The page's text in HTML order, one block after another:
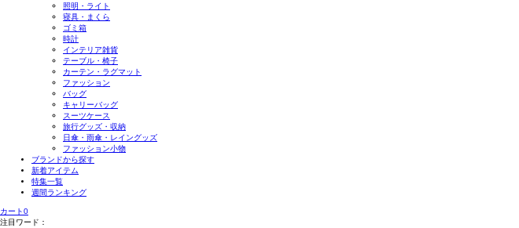
照明・ライト
寝具・まくら
ゴミ箱
時計
インテリア雑貨
テーブル・椅子
カーテン・ラグマット
ファッション
バッグ
キャリーバッグ
スーツケース
旅行グッズ・収納
日傘・雨傘・レイングッズ
ファッション小物
ブランドから探す
新着アイテム
特集一覧
週間ランキング
カート0
注目ワード：